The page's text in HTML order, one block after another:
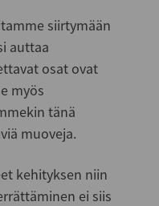
siirtymään
auttaa
osat ovat
myös
tänä
muoveja.
kehityksen niin
ei siis